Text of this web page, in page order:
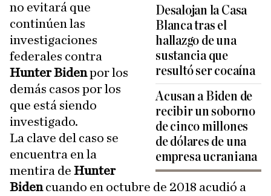
Desalojan la Casa
Blanca tras el
hallazgo de una
sustancia que
resultó ser cocaína
Acusan a Biden de
recibir un soborno
de cinco millones
de dólares de una
empresa ucraniana
no evitará que
continúen las
investigaciones
federales contra
Hunter Bidenpor los
demás casos por los
que está siendo
investigado.
La clave del caso se
encuentra en la
mentira de Hunter
Bidencuando en octubre de 2018 acudió a